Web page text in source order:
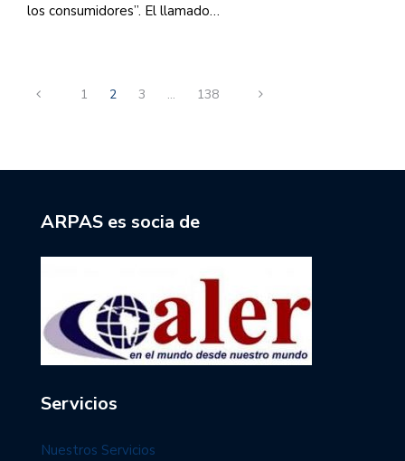
los consumidores”. El llamado…
1 2 3 … 138
ARPAS es socia de
Servicios
Nuestros Servicios